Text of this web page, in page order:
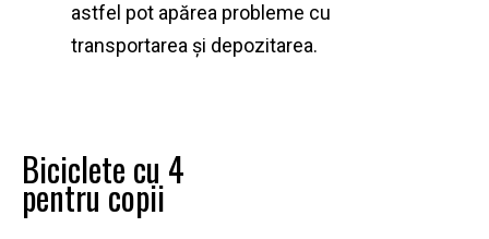
astfel pot apărea probleme cu
transportarea și depozitarea.
Biciclete cu 4
pentru copii